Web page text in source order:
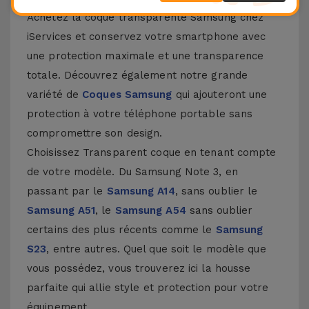
Achetez la coque transparente Samsung chez
iServices et conservez votre smartphone avec
une protection maximale et une transparence
totale. Découvrez également notre grande
variété de Coques Samsung qui ajouteront une
protection à votre téléphone portable sans
compromettre son design.
Choisissez Transparent coque en tenant compte
de votre modèle. Du Samsung Note 3, en
passant par le Samsung A14, sans oublier le
Samsung A51, le Samsung A54 sans oublier
certains des plus récents comme le Samsung
S23, entre autres. Quel que soit le modèle que
vous possédez, vous trouverez ici la housse
parfaite qui allie style et protection pour votre